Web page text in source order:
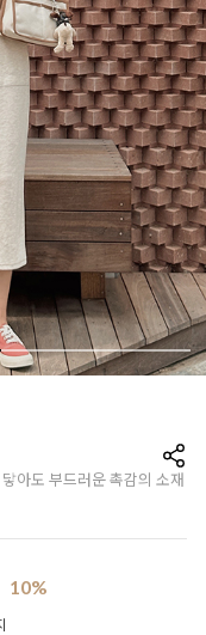
아도 부드러운 촉감의 소재
10%